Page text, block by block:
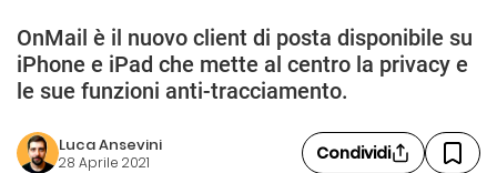
OnMail è il nuovo client di posta disponibile su
iPhone e iPad che mette al centro la privacy e
le sue funzioni anti-tracciamento.
Luca Ansevini
28 Aprile 2021 Condividi